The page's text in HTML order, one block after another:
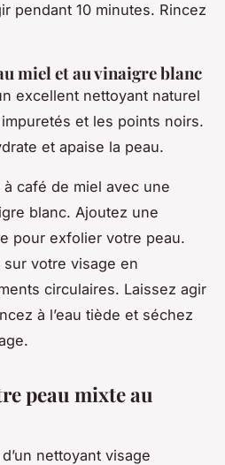
pendant 10 minutes. Rincez
miel et au vinaigre blanc
excellent nettoyant naturel
et les points noirs.
et apaise la peau.
café de miel avec une
blanc. Ajoutez une
pour exfolier votre peau.
votre visage en
circulaires. Laissez agir
à l’eau tiède et séchez
peau mixte au
nettoyant visage